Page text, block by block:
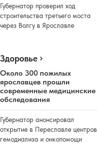
Губернатор проверил ход
строительства третьего моста
через Волгу в Ярославле
Здоровье
Около 300 пожилых
ярославцев прошли
современные медицинские
обследования
Губернатор анонсировал
открытие в Переславле центров
гемодиализа и онкопомощи